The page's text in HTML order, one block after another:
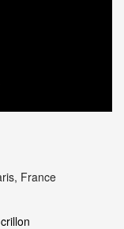
France